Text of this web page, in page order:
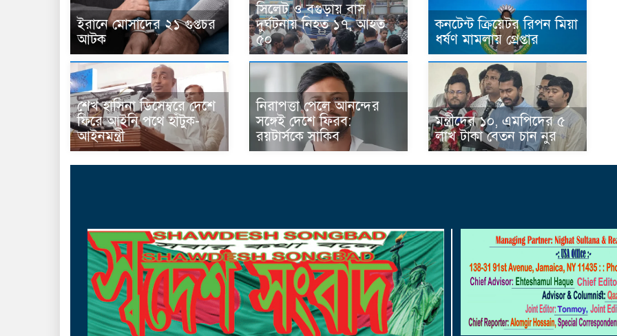
ইরানে মোসাদের ২১ গুপ্তচর
আটক
সিলেট ও বগুড়ায় বাস
দুর্ঘটনায় নিহত ১৭, আহত
৫০
কনটেন্ট ক্রিয়েটর রিপন মিয়া
ধর্ষণ মামলায় গ্রেপ্তার
শেখ হাসিনা ডিসেম্বরে দেশে
ফিরে আইনি পথে হাঁটুক-
আইনমন্ত্রী
নিরাপত্তা পেলে আনন্দের
সঙ্গেই দেশে ফিরব:
রয়টার্সকে সাকিব
মন্ত্রীদের ১০, এমপিদের ৫
লাখ টাকা বেতন চান নুর